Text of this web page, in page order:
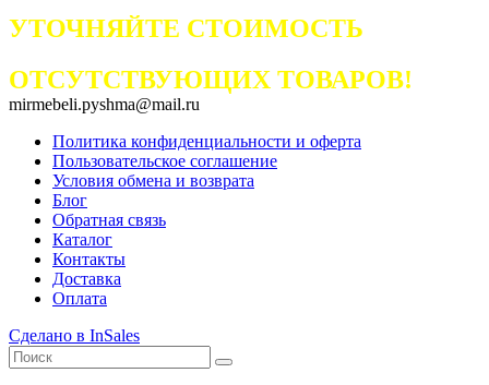
УТОЧНЯЙТЕ СТОИМОСТЬ
ОТСУТСТВУЮЩИХ ТОВАРОВ!
mirmebeli.pyshma@mail.ru
Политика конфиденциальности и оферта
Пользовательское соглашение
Условия обмена и возврата
Блог
Обратная связь
Каталог
Контакты
Доставка
Оплата
Сделано в InSales